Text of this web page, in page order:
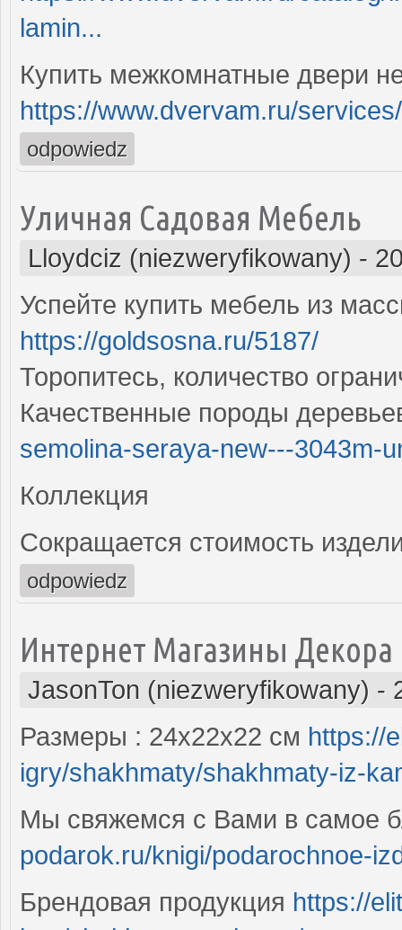
lamin...
Купить межкомнатные двери
https://www.dvervam.ru/services/
odpowiedz
Уличная Садовая Мебель
Lloydciz (niezweryfikowany) -
Успейте купить мебель из
https://goldsosna.ru/5187/
Торопитесь, количество
Качественные породы
semolina-seraya-new---3043m-
Коллекция
Сокращается стоимость
odpowiedz
Интернет Магазины Декора
JasonTon (niezweryfikowany) -
Размеры : 24х22х22 см https://
igry/shakhmaty/shakhmaty-iz-
Мы свяжемся с Вами в самое
podarok.ru/knigi/podarochnoe-
Брендовая продукция https://